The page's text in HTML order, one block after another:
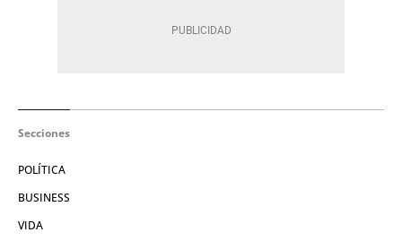
Secciones
POLÍTICA
BUSINESS
VIDA